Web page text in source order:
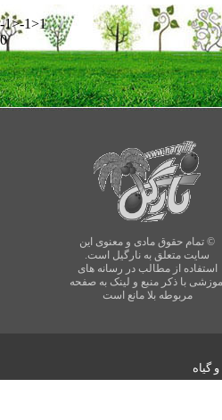
-1>-1>1
0
© تمام حقوق مادی و معنوی این
سایت متعلق به نارگیل است.
استفاده از مطالب در رسانه های
آموزشی با ذکر منبع و لینک به صفحه
مربوطه بلا مانع است
گیاه